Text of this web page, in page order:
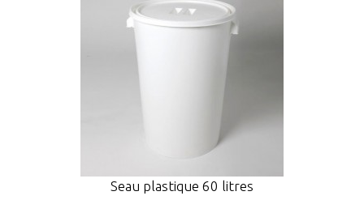
Seau plastique 60 litres